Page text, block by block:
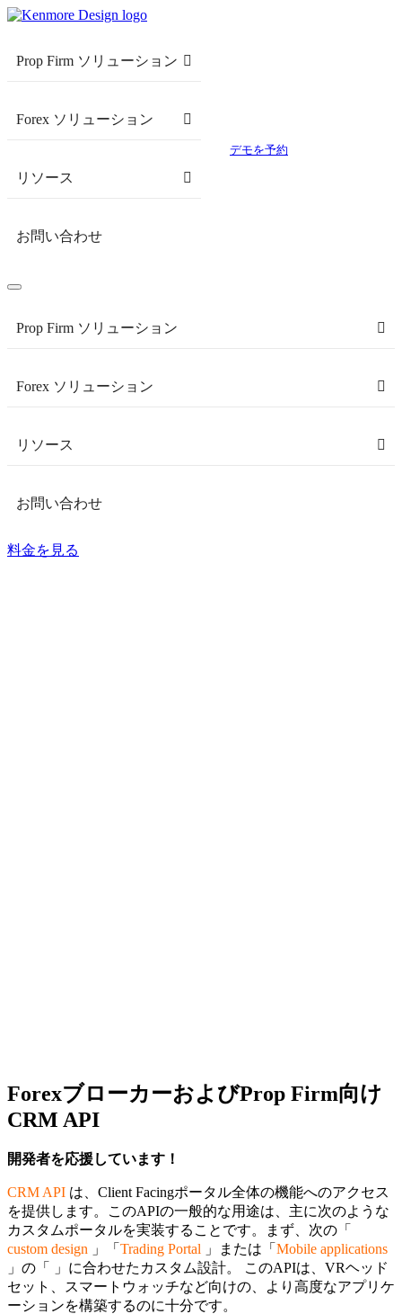
Prop Firm ソリューション
Forex ソリューション
リソース
お問い合わせ
デモを予約
Prop Firm ソリューション
Forex ソリューション
リソース
お問い合わせ
料金を見る
ForexブローカーおよびProp Firm向け
CRM API
開発者を応援しています！
CRM API は、Client Facingポータル全体の機能へのアクセス
を提供します。このAPIの一般的な用途は、主に次のような
カスタムポータルを実装することです。まず、次の「
custom design 」「 Trading Portal 」または「 Mobile applications
」の「 」に合わせたカスタム設計。 このAPIは、VRヘッド
セット、スマートウォッチなど向けの、より高度なアプリケ
ーションを構築するのに十分です。